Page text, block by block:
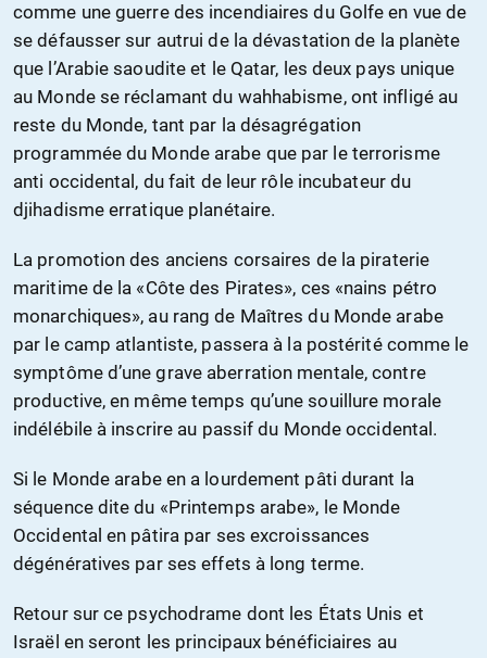
comme une guerre des incendiaires du Golfe en vue de
se défausser sur autrui de la dévastation de la planète
que l’Arabie saoudite et le Qatar, les deux pays unique
au Monde se réclamant du wahhabisme, ont infligé au
reste du Monde, tant par la désagrégation
programmée du Monde arabe que par le terrorisme
anti occidental, du fait de leur rôle incubateur du
djihadisme erratique planétaire.
La promotion des anciens corsaires de la piraterie
maritime de la «Côte des Pirates», ces «nains pétro
monarchiques», au rang de Maîtres du Monde arabe
par le camp atlantiste, passera à la postérité comme le
symptôme d’une grave aberration mentale, contre
productive, en même temps qu’une souillure morale
indélébile à inscrire au passif du Monde occidental.
Si le Monde arabe en a lourdement pâti durant la
séquence dite du «Printemps arabe», le Monde
Occidental en pâtira par ses excroissances
dégénératives par ses effets à long terme.
Retour sur ce psychodrame dont les États Unis et
Israël en seront les principaux bénéficiaires au